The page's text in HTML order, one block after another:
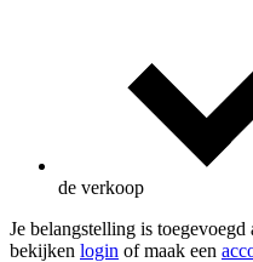
de verkoop
Je belangstelling is
bekijken login of maak een